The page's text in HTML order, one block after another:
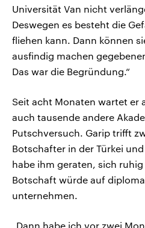
Universität Van nicht
Deswegen es besteht die
fliehen kann. Dann können
ausfindig machen
Das war die Begründung.“
Seit acht Monaten wartet er
auch tausende andere
Putschversuch. Garip trifft
Botschafter in der Türkei
habe ihm geraten, sich
Botschaft würde auf
unternehmen.
„Dann habe ich vor zwei